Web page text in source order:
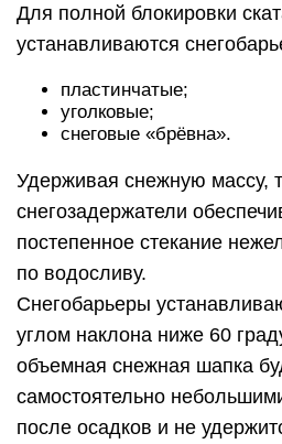
Для полной блокировки
устанавливаются
пластинчатые;
уголковые;
снеговые «брёвна».
Удерживая снежную массу,
снегозадержатели
постепенное стекание
по водосливу.
Снегобарьеры
углом наклона ниже 60
объемная снежная шапка
самостоятельно
после осадков и не